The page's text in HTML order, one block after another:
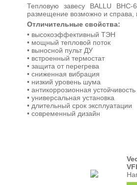
Тепловую завесу BALLU BHC-
размещение возможно и справа,
Отличительные свойства:
• высокоэффективный ТЭН
• мощный тепловой поток
• выносной пульт ДУ
• встроенный термостат
• защита от перегрева
• сниженная вибрация
• низкий уровень шума
• антикоррозионная устойчивость
• универсальная установка
• длительный срок эксплуатации
• современный дизайн